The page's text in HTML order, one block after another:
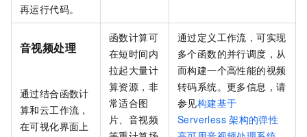
再运行代码。
音视频处理
通过结合函数计
算和云工作流 ，
在可视化界面上
函数计算可
在短时间内
拉起大量计
算资源，非
常适合图
片、音视频
通过定义工作流，可实现
多个函数的并行调度，从
而构建一个高性能的视频
转码系统。更多信息，请
参见构建基于
Serverless 架构的弹性